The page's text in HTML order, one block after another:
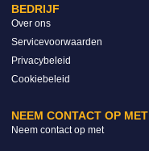
BEDRIJF
Over ons
Servicevoorwaarden
Privacybeleid
Cookiebeleid
NEEM CONTACT OP MET
Neem contact op met